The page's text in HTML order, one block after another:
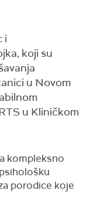
i
koji su
u Novom
u Kliničkom
kompleksno
porodice koje